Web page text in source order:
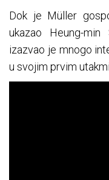
Dok je Müller
ukazao Heung-
izazvao je mnogo
u svojim prvim